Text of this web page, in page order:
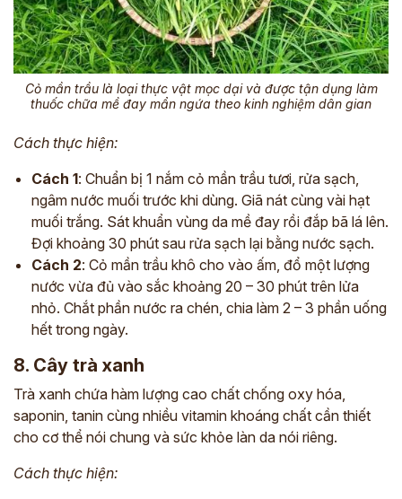
Cỏ mần trầu là loại thực vật mọc dại và được tận dụng làm
thuốc chữa mề đay mẩn ngứa theo kinh nghiệm dân gian
Cách thực hiện:
Cách 1: Chuẩn bị 1 nắm cỏ mần trầu tươi, rửa sạch,
ngâm nước muối trước khi dùng. Giã nát cùng vài hạt
muối trắng. Sát khuẩn vùng da mề đay rồi đắp bã lá lên.
Đợi khoảng 30 phút sau rửa sạch lại bằng nước sạch.
Cách 2: Cỏ mần trầu khô cho vào ấm, đổ một lượng
nước vừa đủ vào sắc khoảng 20 – 30 phút trên lửa
nhỏ. Chắt phần nước ra chén, chia làm 2 – 3 phần uống
hết trong ngày.
8. Cây trà xanh
Trà xanh chứa hàm lượng cao chất chống oxy hóa,
saponin, tanin cùng nhiều vitamin khoáng chất cần thiết
cho cơ thể nói chung và sức khỏe làn da nói riêng.
Cách thực hiện: